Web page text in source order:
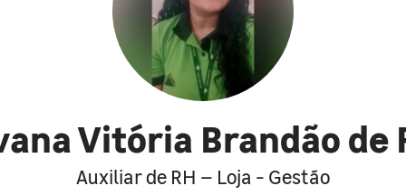
Vitória Brandão de
Auxiliar de RH – Loja - Gestão